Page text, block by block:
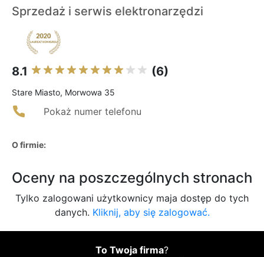
Sprzedaż i serwis elektronarzędzi
8.1 (6)
Stare Miasto, Morwowa 35
Pokaż numer telefonu
O firmie:
Oceny na poszczególnych stronach
Tylko zalogowani użytkownicy maja dostęp do tych
danych. Kliknij, aby się zalogować.
To Twoja firma?